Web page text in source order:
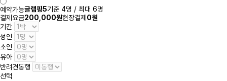
예약가능글램핑5기준 4명 / 최대 6명
결제요금200,000원현장결제 0원
기간
성인
소인
유아
반려견동행
선택